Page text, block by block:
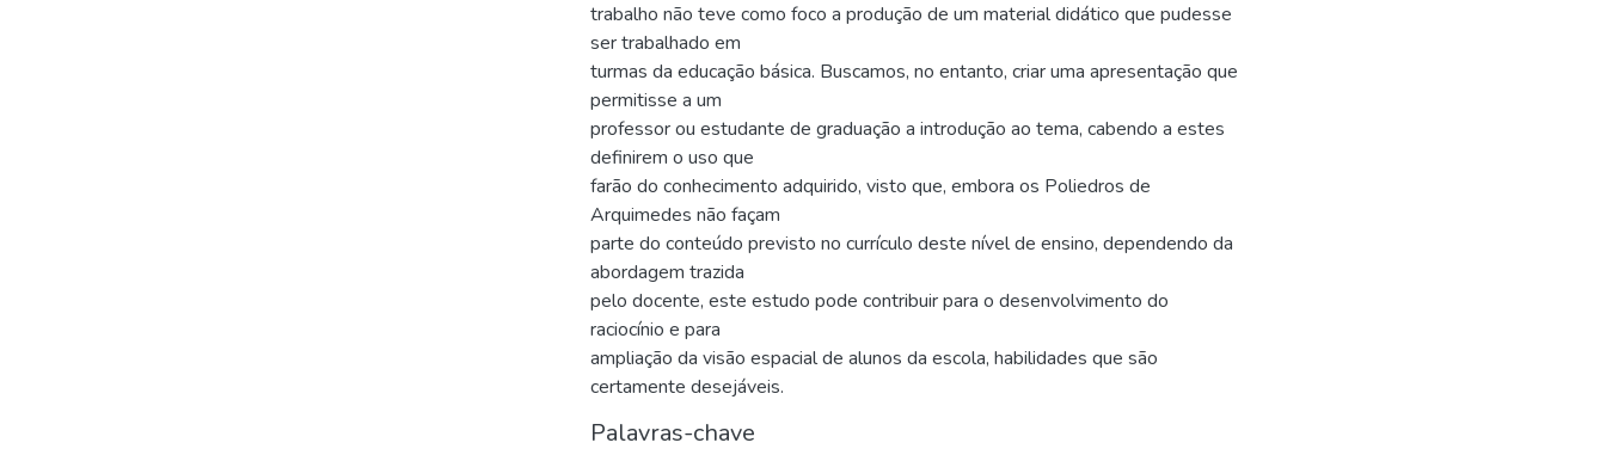
trabalho não teve como foco a produção de um material didático que pudesse
ser trabalhado em
turmas da educação básica. Buscamos, no entanto, criar uma apresentação que
permitisse a um
professor ou estudante de graduação a introdução ao tema, cabendo a estes
definirem o uso que
farão do conhecimento adquirido, visto que, embora os Poliedros de
Arquimedes não façam
parte do conteúdo previsto no currículo deste nível de ensino, dependendo da
abordagem trazida
pelo docente, este estudo pode contribuir para o desenvolvimento do
raciocínio e para
ampliação da visão espacial de alunos da escola, habilidades que são
certamente desejáveis.
Palavras-chave